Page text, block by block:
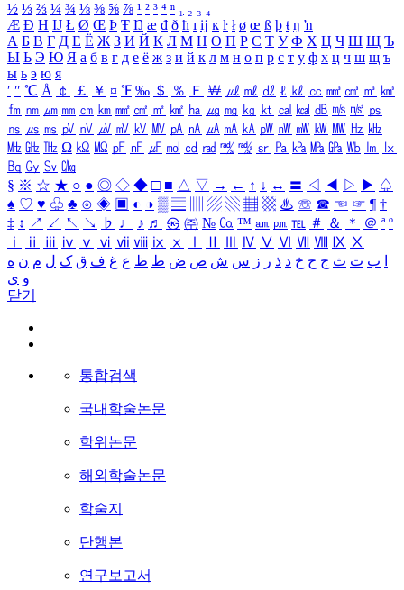
½ ⅓ ⅔ ¼ ¾ ⅛ ⅜ ⅝ ⅞ ¹ ² ³ ⁴ ⁿ ₁ ₂ ₃ ₄
Æ Ð Ħ Ĳ Ł Ø Œ Þ Ŧ Ŋ æ đ ð ħ ı ĳ ĸ ŀ ł ø œ ß þ ŧ ŋ ŉ
А Б В Г Д Е Ё Ж З И Й К Л М Н О П Р С Т У Ф Х Ц Ч Ш Щ Ъ
Ы Ь Э Ю Я а б в г д е ё ж з и й к л м н о п р с т у ф х ц ч ш щ ъ
ы ь э ю я
′ ″ ℃ Å ￠ ￡ ￥ ¤ ℉ ‰ ＄ ％ Ｆ ￦ ㎕ ㎖ ㎗ ℓ ㎘ ㏄ ㎣ ㎤ ㎥ ㎦
㎙ ㎚ ㎛ ㎜ ㎝ ㎞ ㎟ ㎠ ㎡ ㎢ ㏊ ㎍ ㎎ ㎏ ㏏ ㎈ ㎉ ㏈ ㎧ ㎨ ㎰
㎱ ㎲ ㎳ ㎴ ㎵ ㎶ ㎷ ㎸ ㎹ ㎀ ㎁ ㎂ ㎃ ㎄ ㎺ ㎻ ㎽ ㎾ ㎿ ㎐ ㎑
㎒ ㎓ ㎔ Ω ㏀ ㏁ ㎊ ㎋ ㎌ ㏖ ㏅ ㎭ ㎮ ㎯ ㏛ ㎩ ㎪ ㎫ ㎬ ㏝ ㏐
㏓
㏃ ㏉ ㏜ ㏆
§ ※ ☆ ★ ○ ● ◎ ◇ ◆ □ ■ △ ▽ → ← ↑ ↓ ↔ 〓 ◁ ◀ ▷ ▶ ♤
♠ ♡ ♥ ♧ ♣ ⊙ ◈ ▣ ◐ ◑ ▒ ▤ ▨ ▧ ▦ ▩ ♨ ☏ ☎ ☜ ☞ ¶ †
‡ ↕ ↗ ↙ ↖ ↘ ♭ ♩ ♪ ♬ ㉿ ㈜ № ㏇ ™ ㏂ ㏘ ℡ ＃ ＆ ＊ ＠ ª º
ⅰ
ⅱ ⅲ ⅳ ⅴ ⅵ ⅶ ⅷ ⅸ ⅹ Ⅳ Ⅴ Ⅵ Ⅶ Ⅷ Ⅸ Ⅹ
ب ت ث ج ح خ د ذ ر ز س ش ص ض ط ظ ع غ ف ق ک ل م ن ه
و ی
닫기
통합검색
국내학술논문
학위논문
해외학술논문
학술지
단행본
연구보고서